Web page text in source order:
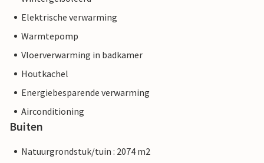
Elektrische verwarming
Warmtepomp
Vloerverwarming in badkamer
Houtkachel
Energiebesparende verwarming
Airconditioning
Buiten
Natuurgrondstuk/tuin : 2074 m2